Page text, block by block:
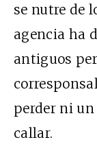
se nutre de
agencia ha
antiguos
perder ni
callar.